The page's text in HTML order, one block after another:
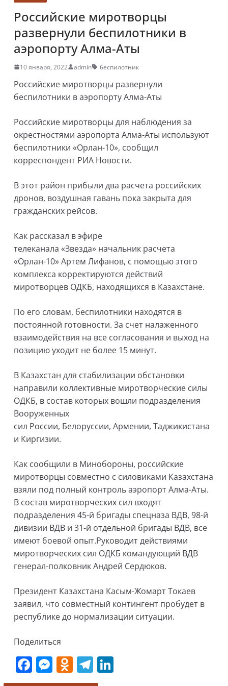
Российские миротворцы
развернули беспилотники в
аэропорту Алма-Аты
10 января, 2022 admin беспилотник
Российские миротворцы развернули
беспилотники в аэропорту Алма-Аты
Российские миротворцы для наблюдения за
окрестностями аэропорта Алма-Аты используют
беспилотники «Орлан-10», сообщил
корреспондент РИА Новости.
В этот район прибыли два расчета российских
дронов, воздушная гавань пока закрыта для
гражданских рейсов.
Как рассказал в эфире
телеканала «Звезда» начальник расчета
«Орлан-10» Артем Лифанов, с помощью этого
комплекса корректируются действий
миротворцев ОДКБ, находящихся в Казахстане.
По его словам, беспилотники находятся в
постоянной готовности. За счет налаженного
взаимодействия на все согласования и выход на
позицию уходит не более 15 минут.
В Казахстан для стабилизации обстановки
направили коллективные миротворческие силы
ОДКБ, в состав которых вошли подразделения
Вооруженных
сил России, Белоруссии, Армении, Таджикистана
и Киргизии.
Как сообщили в Минобороны, российские
миротворцы совместно с силовиками Казахстана
взяли под полный контроль аэропорт Алма-Аты.
В состав миротворческих сил входят
подразделения 45-й бригады спецназа ВДВ, 98-й
дивизии ВДВ и 31-й отдельной бригады ВДВ, все
имеют боевой опыт.Руководит действиями
миротворческих сил ОДКБ командующий ВДВ
генерал-полковник Андрей Сердюков.
Президент Казахстана Касым-Жомарт Токаев
заявил, что совместный контингент пробудет в
республике до нормализации ситуации.
Поделиться
F
a
M
e
O
d
T
el
Li